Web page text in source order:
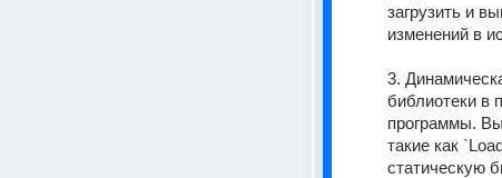
загрузить и
изменений в
3.
библиотеки в
программы.
такие как
статическую